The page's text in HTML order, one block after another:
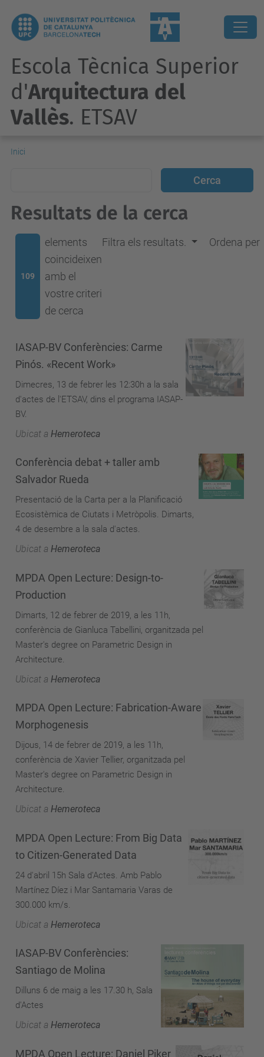
Escola Tècnica Superior
d'Arquitectura del
Vallès. ETSAV
Inici
Resultats de la cerca
109
elements
coincideixen
amb el
vostre criteri
de cerca
Filtra els resultats. Ordena per
IASAP-BV Conferències: Carme
Pinós. «Recent Work»
Dimecres, 13 de febrer les 12:30h a la sala
d'actes de l'ETSAV, dins el programa IASAP-
BV.
Ubicat a Hemeroteca
Conferència debat + taller amb
Salvador Rueda
Presentació de la Carta per a la Planificació
Ecosistèmica de Ciutats i Metròpolis. Dimarts,
4 de desembre a la sala d'actes.
Ubicat a Hemeroteca
MPDA Open Lecture: Design-to-
Production
Dimarts, 12 de febrer de 2019, a les 11h,
conferència de Gianluca Tabellini, organitzada pel
Master's degree on Parametric Design in
Architecture.
Ubicat a Hemeroteca
MPDA Open Lecture: Fabrication-Aware
Morphogenesis
Dijous, 14 de febrer de 2019, a les 11h,
conferència de Xavier Tellier, organitzada pel
Master's degree on Parametric Design in
Architecture.
Ubicat a Hemeroteca
MPDA Open Lecture: From Big Data
to Citizen-Generated Data
24 d'abril 15h Sala d'Actes. Amb Pablo
Martínez Díez i Mar Santamaria Varas de
300.000 km/s.
Ubicat a Hemeroteca
IASAP-BV Conferències:
Santiago de Molina
Dilluns 6 de maig a les 17.30 h, Sala
d'Actes
Ubicat a Hemeroteca
MPDA Open Lecture: Daniel Piker